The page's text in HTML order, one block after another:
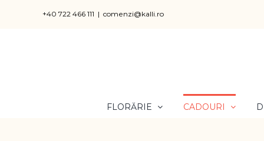
+40 722 466 111 | comenzi@kalli.ro
FLORĂRIE CADOURI